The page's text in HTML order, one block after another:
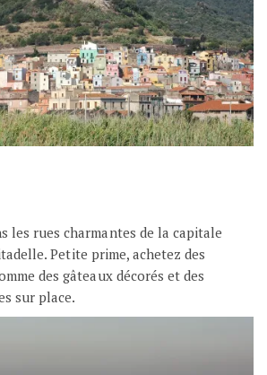
les rues charmantes de la capitale
Petite prime, achetez des
des gâteaux décorés et des
sur place.